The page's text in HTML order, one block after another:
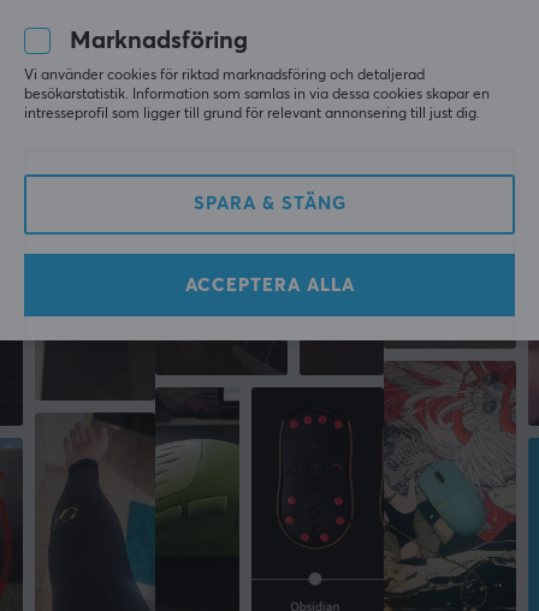
Mer från vårt Community
Marknadsföring
Vi använder cookies för riktad marknadsföring och detaljerad
besökarstatistik. Information som samlas in via dessa cookies skapar en
intresseprofil som ligger till grund för relevant annonsering till just dig.
SPARA & STÄNG
ACCEPTERA ALLA